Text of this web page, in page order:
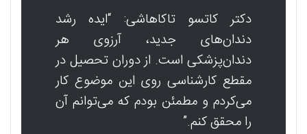
دکتر کاتسو تاکاهاشی: “ایده رشد
دندان‌های جدید، آرزوی هر
دندان‌پزشکی است. از دوران تحصیل در
مقطع کارشناسی روی این موضوع کار
می‌کردم و مطمئن بودم که می‌توانم آن
را محقق کنم.”